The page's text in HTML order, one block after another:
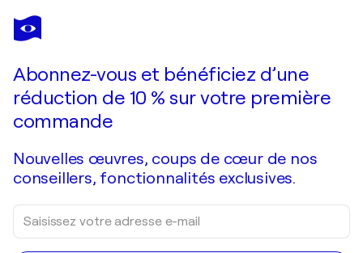
Abonnez-vous et bénéficiez d’une
réduction de 10 % sur votre première
commande
Nouvelles œuvres, coups de cœur de nos
conseillers, fonctionnalités exclusives.